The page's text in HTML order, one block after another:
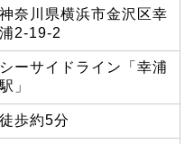
神奈川県横浜市金沢区幸
浦2-19-2
シーサイドライン「幸浦
駅」
徒歩約5分